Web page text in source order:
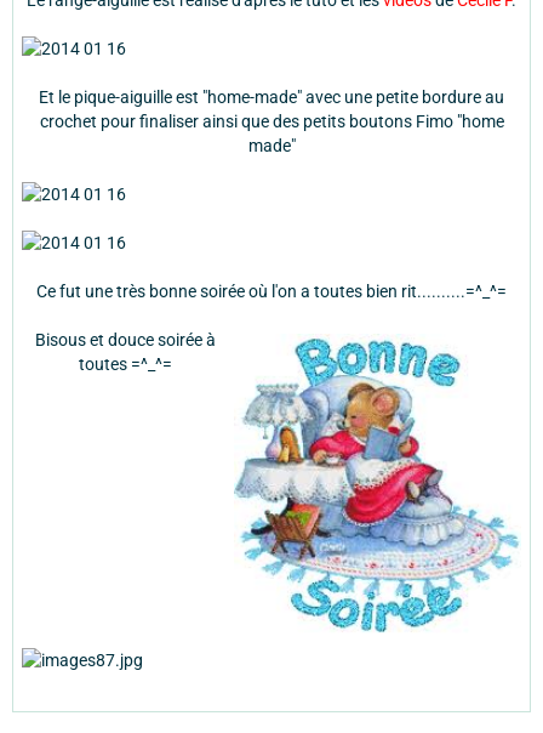
Et le pique-aiguille est "home-made" avec une petite bordure au
crochet pour finaliser ainsi que des petits boutons Fimo "home
made"
Ce fut une très bonne soirée où l'on a toutes bien rit..........=^_^=
Bisous et douce soirée à
toutes =^_^=